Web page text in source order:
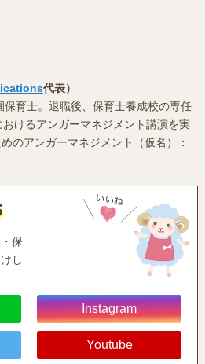
代表）
育士。退職後、保育士養成校の専任
けるアンガーマネジメント講演を実
のアンガーマネジメント（仮名）：
保
し
Instagram
Youtube